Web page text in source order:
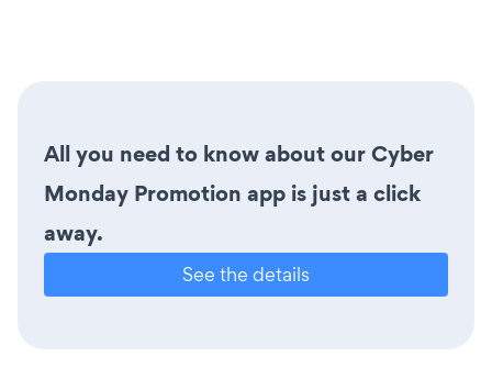
All you need to know about our Cyber
Monday Promotion app is just a click
away.
See the details